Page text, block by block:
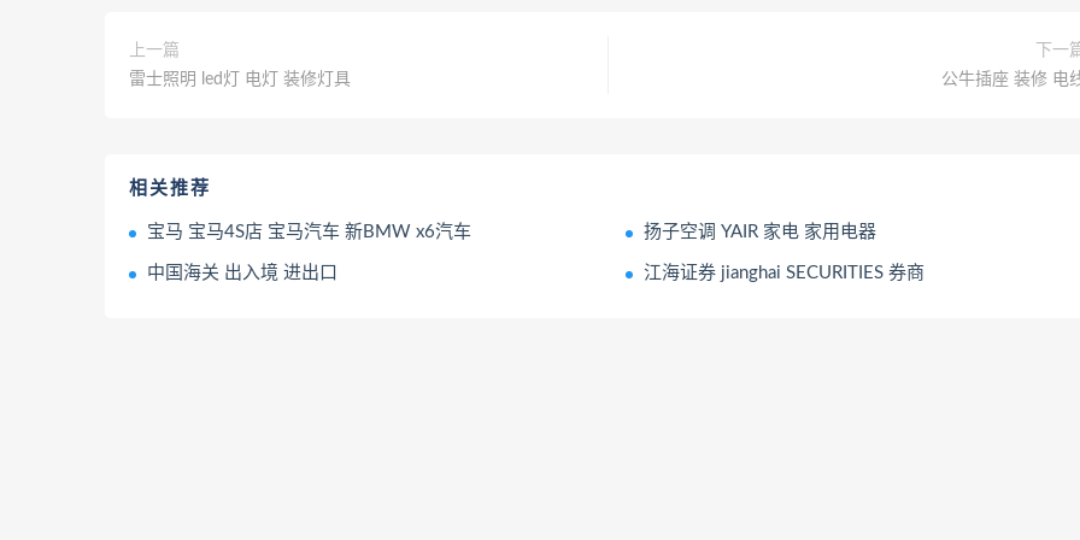
上一篇
雷士照明 led灯 电灯 装修灯具
下一
公牛插座 装修 电
相关推荐
宝马 宝马4S店 宝马汽车 新BMW x6汽车 扬子空调 YAIR 家电 家用电器
中国海关 出入境 进出口 江海证券 jianghai SECURITIES 券商